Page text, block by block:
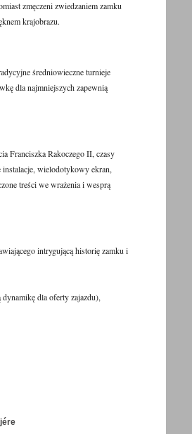
zmęczeni zwiedzaniem zamku
krajobrazu.
średniowieczne turnieje
dla najmniejszych zapewnią
Franciszka Rakoczego II, czasy
instalacje, wielodotykowy ekran,
treści we wrażenia i wesprą
intrygującą historię zamku i
dla oferty zajazdu),